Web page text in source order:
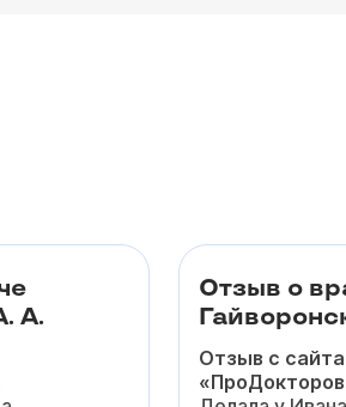
А.
Отзыв о
Отзыв с сайта